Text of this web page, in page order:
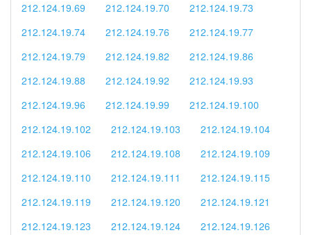
212.124.19.69
212.124.19.70
212.124.19.73
212.124.19.74
212.124.19.76
212.124.19.77
212.124.19.79
212.124.19.82
212.124.19.86
212.124.19.88
212.124.19.92
212.124.19.93
212.124.19.96
212.124.19.99
212.124.19.100
212.124.19.102
212.124.19.103
212.124.19.104
212.124.19.106
212.124.19.108
212.124.19.109
212.124.19.110
212.124.19.111
212.124.19.115
212.124.19.119
212.124.19.120
212.124.19.121
212.124.19.123
212.124.19.124
212.124.19.126